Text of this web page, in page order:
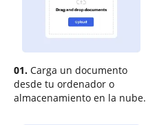
01. Carga un documento
desde tu ordenador o
almacenamiento en la nube.